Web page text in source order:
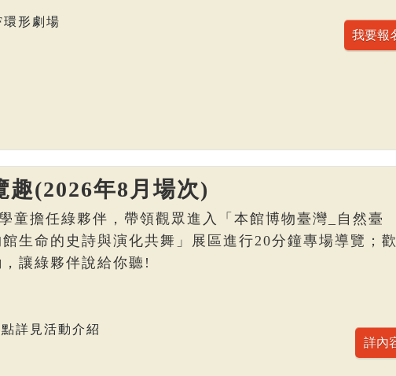
環形劇場
趣(2026年8月場次)
童擔任綠夥伴，帶領觀眾進入「本館博物臺灣_自然臺
生命的史詩與演化共舞」展區進行20分鐘專場導覽；歡
讓綠夥伴說給你聽!
詳見活動介紹